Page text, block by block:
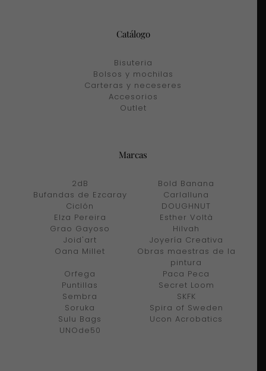
Catálogo
Bisuteria
Bolsos y mochilas
Carteras y neceseres
Accesorios
Outlet
Marcas
2dB
Bold Banana
Bufandas de Ezcaray
Carlalluna
Ciclón
DOUGHNUT
Elza Pereira
Esther Voltà
Grao Gayoso
Hilvah
Joid'art
Joyería Creativa
Oana Millet
Obras maestras de la
pintura
Orfega
Paca Peca
Puntillas
Secret Loom
Sembra
SKFK
Soruka
Spira of Sweden
Sulu Bags
Ucon Acrobatics
UNOde50